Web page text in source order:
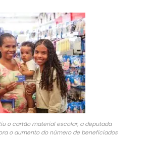
o cartão material escolar, a deputada
o aumento do número de beneficiados